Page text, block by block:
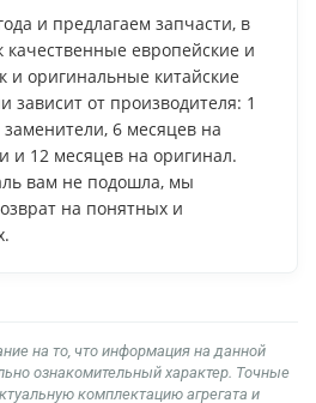
и предлагаем запчасти, в
качественные европейские и
и оригинальные китайские
зависит от производителя: 1
6 месяцев на
и 12 месяцев на оригинал.
вам не подошла, мы
на понятных и
на то, что информация на данной
ознакомительный характер. Точные
комплектацию агрегата и